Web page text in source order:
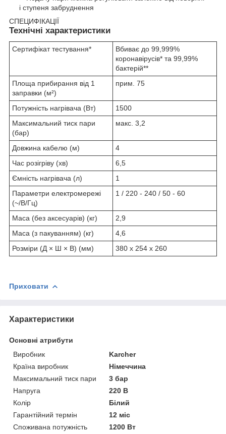
і ступеня забруднення
СПЕЦИФІКАЦІЇ
Технічні характеристики
Сертифікат тестування*
Вбиває до 99,999%
коронавірусів* та 99,99%
бактерій**
Площа прибирання від 1
заправки (м²)
прим. 75
Потужність нагрівача (Вт)
1500
Максимальний тиск пари
(бар)
макс. 3,2
Довжина кабелю (м)
4
Час розігріву (хв)
6,5
Ємність нагрівача (л)
1
Параметри електромережі
(~/В/Гц)
1 / 220 - 240 / 50 - 60
Маса (без аксесуарів) (кг)
2,9
Маса (з пакуванням) (кг)
4,6
Розміри (Д × Ш × В) (мм)
380 x 254 x 260
Приховати
Характеристики
Основні атрибути
Виробник
Karcher
Країна виробник
Німеччина
Максимальний тиск пари
3 бар
Напруга
220 В
Колір
Білий
Гарантійний термін
12 міс
Споживана потужність
1200 Вт